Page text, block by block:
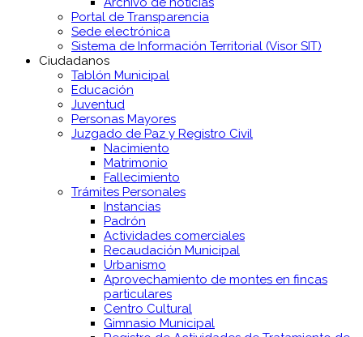
Portal de Transparencia
Sede electrónica
Sistema de Información Territorial (Visor SIT)
Ciudadanos
Tablón Municipal
Educación
Juventud
Personas Mayores
Juzgado de Paz y Registro Civil
Nacimiento
Matrimonio
Fallecimiento
Trámites Personales
Instancias
Padrón
Actividades comerciales
Recaudación Municipal
Urbanismo
Aprovechamiento de montes en fincas
particulares
Centro Cultural
Gimnasio Municipal